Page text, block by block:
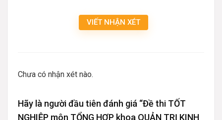
VIẾT NHẬN XÉT
Chưa có nhận xét nào.
Hãy là người đầu tiên đánh giá “Đề thi TỐT
NGHIỆP môn TỔNG HỢP khoa QUẢN TRỊ KINH